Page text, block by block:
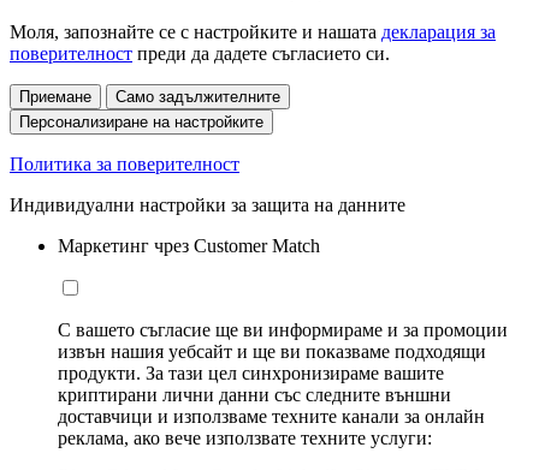
Моля, запознайте се с настройките и нашата декларация за
поверителност преди да дадете съгласието си.
Приемане
Само задължителните
Персонализиране на настройките
Политика за поверителност
Индивидуални настройки за защита на данните
Маркетинг чрез Customer Match
С вашето съгласие ще ви информираме и за промоции
извън нашия уебсайт и ще ви показваме подходящи
продукти. За тази цел синхронизираме вашите
криптирани лични данни със следните външни
доставчици и използваме техните канали за онлайн
реклама, ако вече използвате техните услуги: